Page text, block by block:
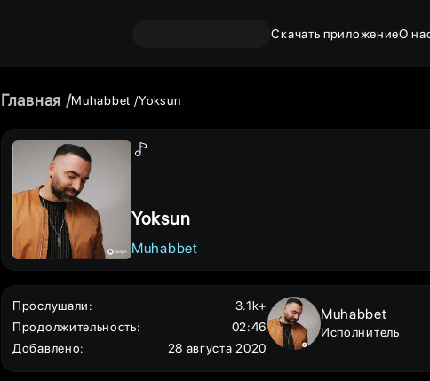
Скачать приложениеО
Главная Muhabbet Yoksun
Yoksun
Muhabbet
Прослушали:
3.1k+
Продолжительность:
02:46
Добавлено: 28 августа 2020
Muhabbet
Исполнитель